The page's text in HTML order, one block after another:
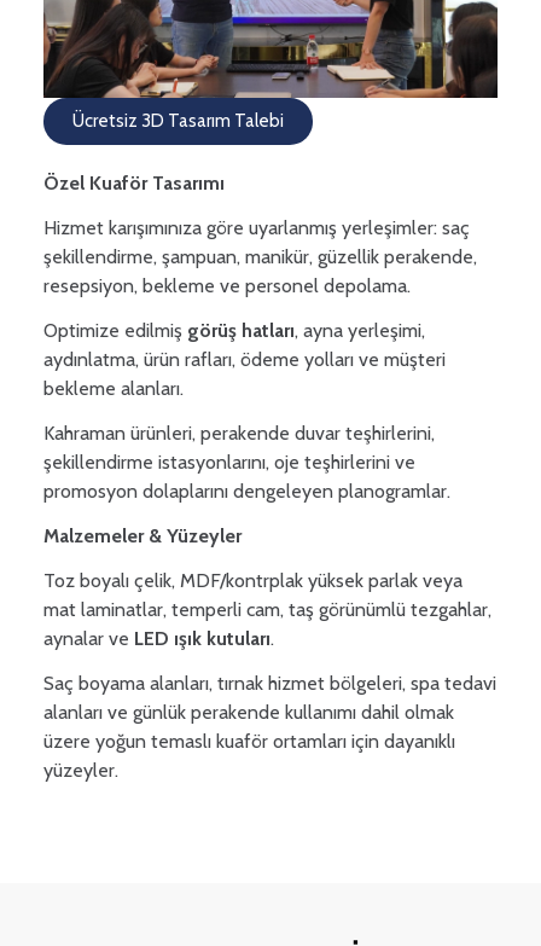
Ücretsiz 3D Tasarım Talebi
Özel Kuaför Tasarımı
Hizmet karışımınıza göre uyarlanmış yerleşimler: saç
şekillendirme, şampuan, manikür, güzellik perakende,
resepsiyon, bekleme ve personel depolama.
Optimize edilmiş görüş hatları, ayna yerleşimi,
aydınlatma, ürün rafları, ödeme yolları ve müşteri
bekleme alanları.
Kahraman ürünleri, perakende duvar teşhirlerini,
şekillendirme istasyonlarını, oje teşhirlerini ve
promosyon dolaplarını dengeleyen planogramlar.
Malzemeler & Yüzeyler
Toz boyalı çelik, MDF/kontrplak yüksek parlak veya
mat laminatlar, temperli cam, taş görünümlü tezgahlar,
aynalar ve LED ışık kutuları.
Saç boyama alanları, tırnak hizmet bölgeleri, spa tedavi
alanları ve günlük perakende kullanımı dahil olmak
üzere yoğun temaslı kuaför ortamları için dayanıklı
yüzeyler.